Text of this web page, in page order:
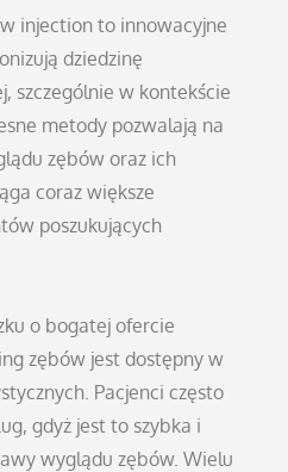
injection to innowacyjne
dziedzinę
szczególnie w kontekście
metody pozwalają na
zębów oraz ich
coraz większe
poszukujących
o bogatej ofercie
zębów jest dostępny w
Pacjenci często
gdyż jest to szybka i
wyglądu zębów. Wielu